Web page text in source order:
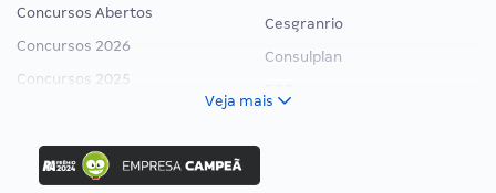
Concursos Abertos
Concursos 2026
Concursos 2025
Concurso Ibama
Concurso MPU
Cesgranrio
Consulplan
Veja mais